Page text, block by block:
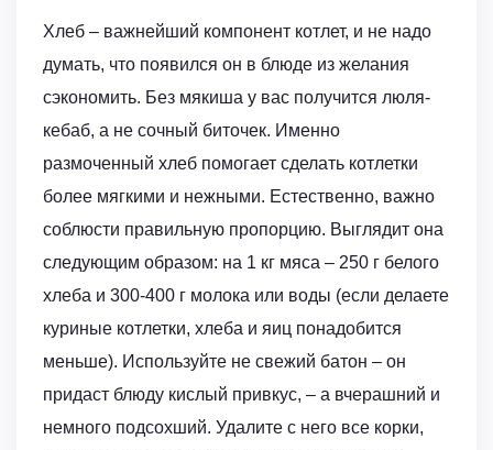
Хлеб – важнейший компонент котлет, и не надо
думать, что появился он в блюде из желания
сэкономить. Без мякиша у вас получится люля-
кебаб, а не сочный биточек. Именно
размоченный хлеб помогает сделать котлетки
более мягкими и нежными. Естественно, важно
соблюсти правильную пропорцию. Выглядит она
следующим образом: на 1 кг мяса – 250 г белого
хлеба и 300-400 г молока или воды (если делаете
куриные котлетки, хлеба и яиц понадобится
меньше). Используйте не свежий батон – он
придаст блюду кислый привкус, – а вчерашний и
немного подсохший. Удалите с него все корки,